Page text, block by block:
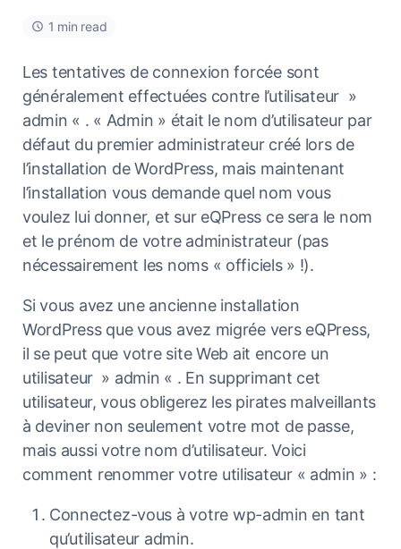
1 min read
Les tentatives de connexion forcée sont
généralement effectuées contre l’utilisateur »
admin « . « Admin » était le nom d’utilisateur par
défaut du premier administrateur créé lors de
l’installation de WordPress, mais maintenant
l’installation vous demande quel nom vous
voulez lui donner, et sur eQPress ce sera le nom
et le prénom de votre administrateur (pas
nécessairement les noms « officiels » !).
Si vous avez une ancienne installation
WordPress que vous avez migrée vers eQPress,
il se peut que votre site Web ait encore un
utilisateur » admin « . En supprimant cet
utilisateur, vous obligerez les pirates malveillants
à deviner non seulement votre mot de passe,
mais aussi votre nom d’utilisateur. Voici
comment renommer votre utilisateur « admin » :
Connectez-vous à votre wp-admin en tant
qu’utilisateur admin.